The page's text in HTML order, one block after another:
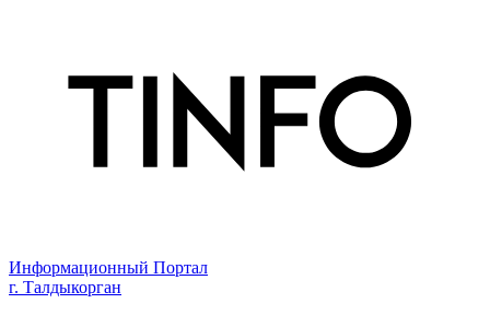
Информационный Портал
г. Талдыкорган